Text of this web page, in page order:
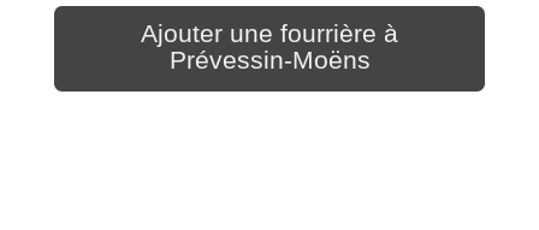
Ajouter une fourrière à
Prévessin-Moëns